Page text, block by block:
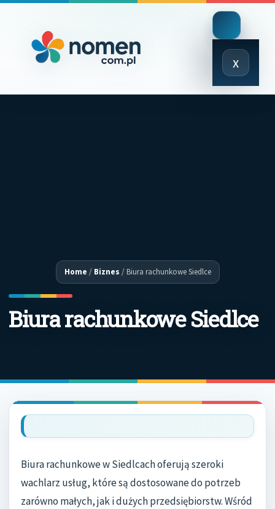
x
Close
Menu
Home / Biznes /Biura rachunkowe Siedlce
Biura rachunkowe Siedlce
Biura rachunkowe w Siedlcach oferują szeroki
wachlarz usług, które są dostosowane do potrzeb
zarówno małych, jak i dużych przedsiębiorstw. Wśród